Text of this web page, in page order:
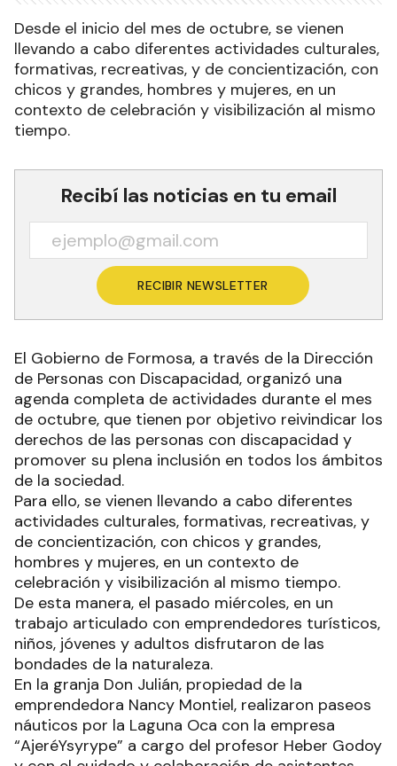
Desde el inicio del mes de octubre, se vienen
llevando a cabo diferentes actividades culturales,
formativas, recreativas, y de concientización, con
chicos y grandes, hombres y mujeres, en un
contexto de celebración y visibilización al mismo
tiempo.
Recibí las noticias en tu email
RECIBIR NEWSLETTER
El Gobierno de Formosa, a través de la Dirección
de Personas con Discapacidad, organizó una
agenda completa de actividades durante el mes
de octubre, que tienen por objetivo reivindicar los
derechos de las personas con discapacidad y
promover su plena inclusión en todos los ámbitos
de la sociedad.
Para ello, se vienen llevando a cabo diferentes
actividades culturales, formativas, recreativas, y
de concientización, con chicos y grandes,
hombres y mujeres, en un contexto de
celebración y visibilización al mismo tiempo.
De esta manera, el pasado miércoles, en un
trabajo articulado con emprendedores turísticos,
niños, jóvenes y adultos disfrutaron de las
bondades de la naturaleza.
En la granja Don Julián, propiedad de la
emprendedora Nancy Montiel, realizaron paseos
náuticos por la Laguna Oca con la empresa
“AjeréYsyrype” a cargo del profesor Heber Godoy